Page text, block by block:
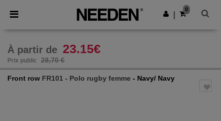
× Appli Needen
Meilleurs prix sur l’app !
Obtenir l'appli
0
À partir de 23.15€
Prix public 28,70 €
Front row FR101 - Polo rugby femme - Navy/ Navy